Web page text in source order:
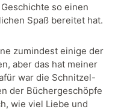
so einen
Spaß bereitet hat.
zumindest einige der
aber das hat meiner
war die Schnitzel-
der Büchergeschöpfe
wie viel Liebe und